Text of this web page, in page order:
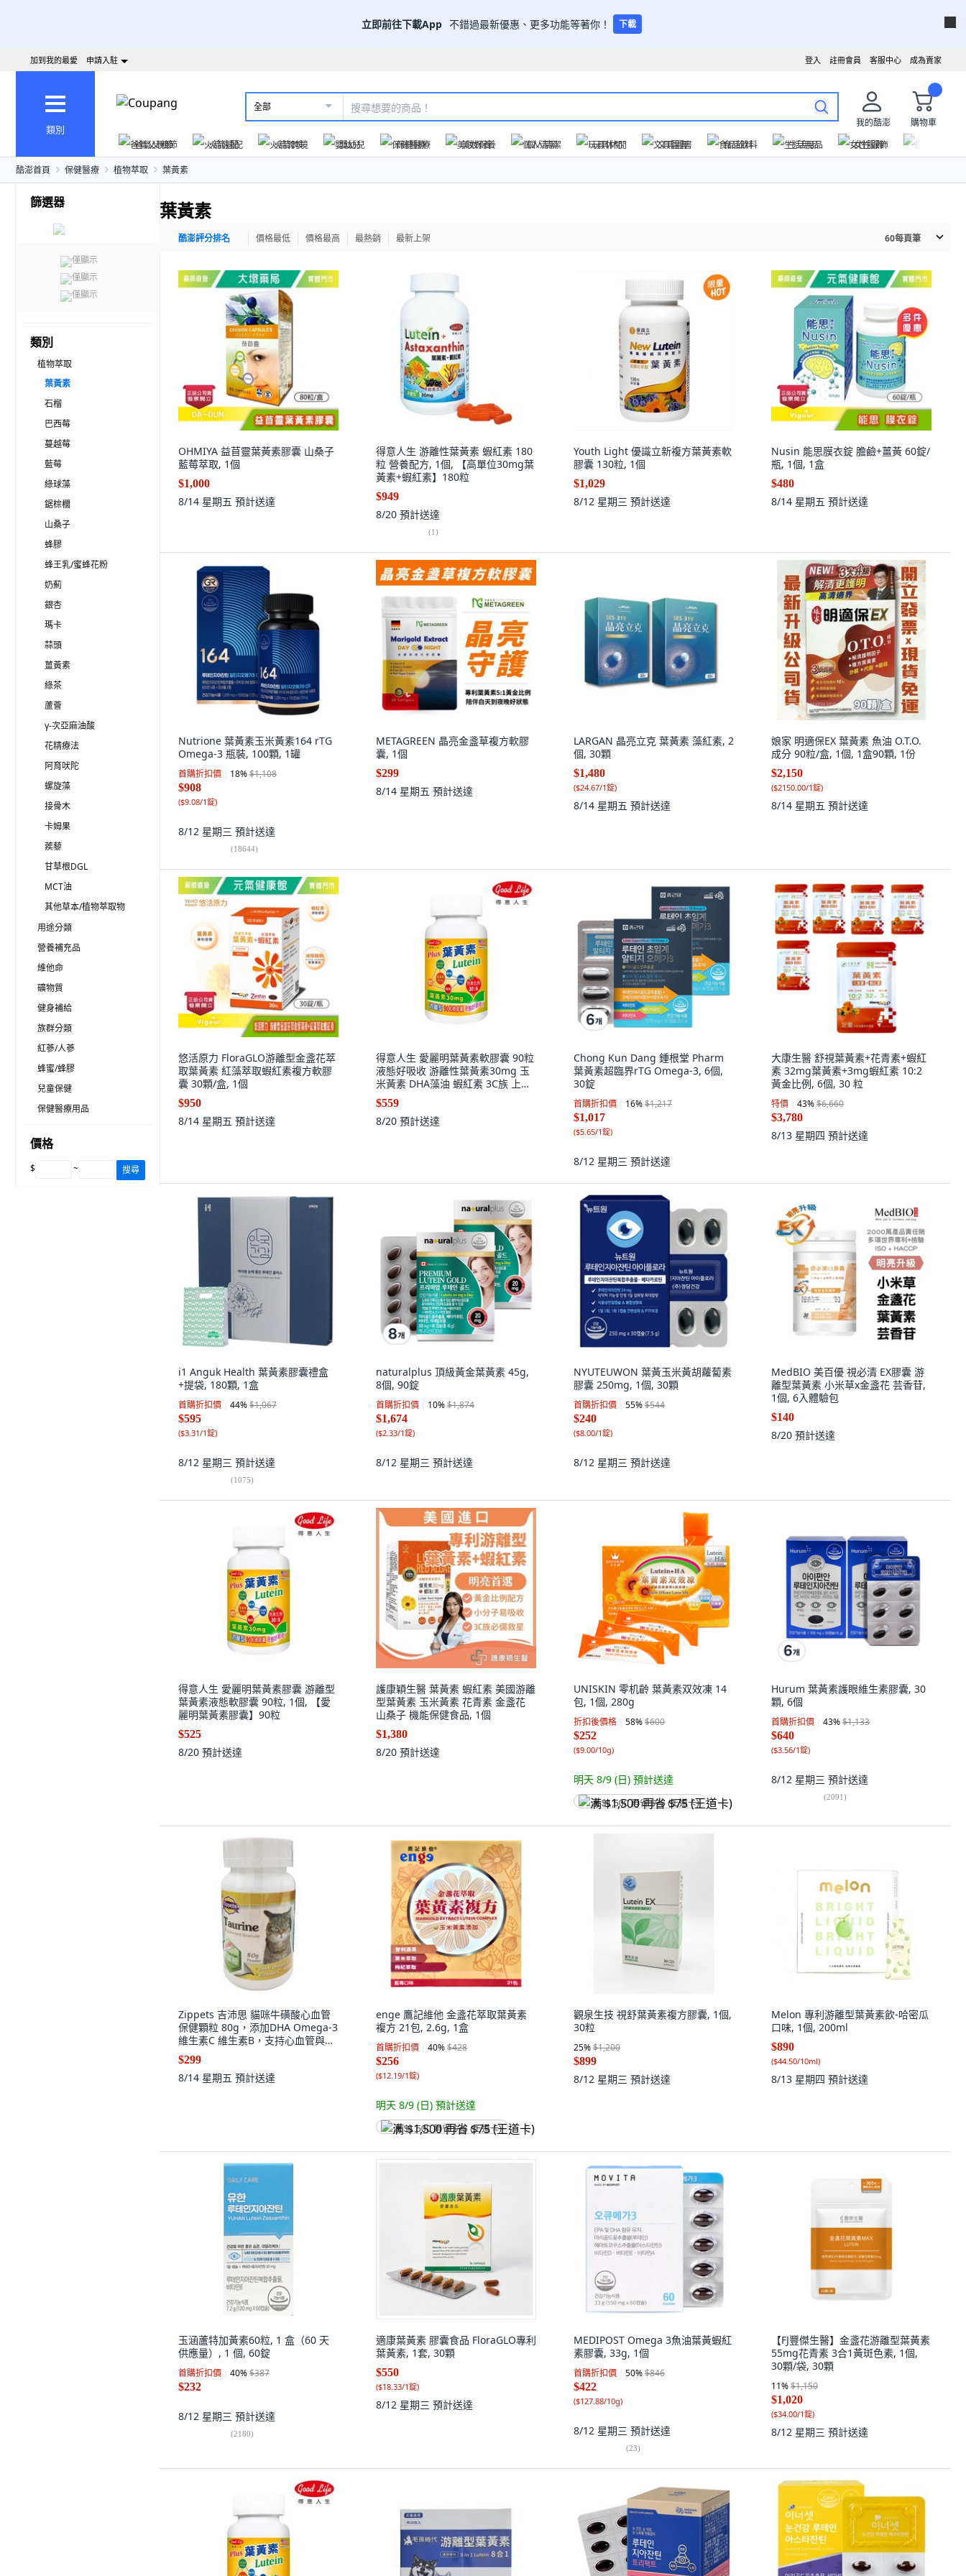
立即前往下載App 不錯過最新優惠、更多功能等著你！ 下載
成為賣家
客服中心
註冊會員
登入
加到我的最愛 申請入駐
類別
全部
我的酷澎
購物車
爸氣父親節
火箭速配 火箭跨境 嬰幼兒 保健醫療 美妝保養 個人清潔 玩具休閒 文具圖書 食品飲料 生活用品 女性服飾
酷澎首頁 保健醫療 植物萃取 葉黃素
篩選器
僅顯示
僅顯示
僅顯示
類別
植物萃取
葉黃素
石榴
巴西莓
蔓越莓
藍莓
綠球藻
鋸棕櫚
山桑子
蜂膠
蜂王乳/蜜蜂花粉
奶薊
銀杏
瑪卡
蒜頭
薑黃素
綠茶
蘆薈
γ-次亞麻油酸
花精療法
阿育吠陀
螺旋藻
接骨木
卡姆果
蒺藜
甘草根DGL
MCT油
其他草本/植物萃取物
用途分類
營養補充品
維他命
礦物質
健身補給
族群分類
紅蔘/人蔘
蜂蜜/蜂膠
兒童保健
保健醫療用品
價格
$ ~ 搜尋
葉黃素
酷澎評分排名 價格最低 價格最高 最熱銷 最新上架 60每頁筆
OHMIYA 益苜靈葉黃素膠囊 山桑子
藍莓萃取, 1個
$1,000
8/14 星期五 預計送達
得意人生 游離性葉黃素 蝦紅素 180
粒 營養配方, 1個, 【高單位30mg葉
黃素+蝦紅素】180粒
$949
8/20 預計送達
(1)
Youth Light 優識立新複方葉黃素軟
膠囊 130粒, 1個
$1,029
8/12 星期三 預計送達
Nusin 能思膜衣錠 膽鹼+薑黃 60錠/
瓶, 1個, 1盒
$480
8/14 星期五 預計送達
Nutrione 葉黃素玉米黃素164 rTG
Omega-3 瓶裝, 100顆, 1罐
首購折扣價 18%$1,108
$908
($9.08/1錠)
8/12 星期三 預計送達
(18644)
METAGREEN 晶亮金盞草複方軟膠
囊, 1個
$299
8/14 星期五 預計送達
LARGAN 晶亮立克 葉黃素 藻紅素, 2
個, 30顆
$1,480
($24.67/1錠)
8/14 星期五 預計送達
娘家 明適保EX 葉黃素 魚油 O.T.O.
成分 90粒/盒, 1個, 1盒90顆, 1份
$2,150
($2150.00/1錠)
8/14 星期五 預計送達
悠活原力 FloraGLO游離型金盞花萃
取葉黃素 紅藻萃取蝦紅素複方軟膠
囊 30顆/盒, 1個
$950
8/14 星期五 預計送達
得意人生 愛麗明葉黃素軟膠囊 90粒
液態好吸收 游離性葉黃素30mg 玉
米黃素 DHA藻油 蝦紅素 3C族 上班
族, 1個, 【愛麗明葉黃素膠囊】90粒
$559
8/20 預計送達
Chong Kun Dang 鍾根堂 Pharm
葉黃素超臨界rTG Omega-3, 6個,
30錠
首購折扣價 16%$1,217
$1,017
($5.65/1錠)
8/12 星期三 預計送達
大康生醫 舒視葉黃素+花青素+蝦紅
素 32mg葉黃素+3mg蝦紅素 10:2
黃金比例, 6個, 30 粒
特價 43%$6,660
$3,780
8/13 星期四 預計送達
i1 Anguk Health 葉黃素膠囊禮盒
+提袋, 180顆, 1盒
首購折扣價 44%$1,067
$595
($3.31/1錠)
8/12 星期三 預計送達
(1075)
naturalplus 頂級黃金葉黃素 45g,
8個, 90錠
首購折扣價 10%$1,874
$1,674
($2.33/1錠)
8/12 星期三 預計送達
NYUTEUWON 葉黃玉米黃胡蘿蔔素
膠囊 250mg, 1個, 30顆
首購折扣價 55%$544
$240
($8.00/1錠)
8/12 星期三 預計送達
MedBIO 美百優 視必清 EX膠囊 游
離型葉黃素 小米草x金盞花 芸香苷,
1個, 6入體驗包
$140
8/20 預計送達
得意人生 愛麗明葉黃素膠囊 游離型
葉黃素液態軟膠囊 90粒, 1個, 【愛
麗明葉黃素膠囊】90粒
$525
8/20 預計送達
護康穎生醫 葉黃素 蝦紅素 美國游離
型葉黃素 玉米黃素 花青素 金盞花
山桑子 機能保健食品, 1個
$1,380
8/20 預計送達
UNISKIN 零机齡 葉黃素双效凍 14
包, 1個, 280g
折扣後價格 58%$600
$252
($9.00/10g)
明天 8/9 (日) 預計送達
满 $1,500 再省 $75 (王道卡)
Hurum 葉黃素護眼維生素膠囊, 30
顆, 6個
首購折扣價 43%$1,133
$640
($3.56/1錠)
8/12 星期三 預計送達
(2091)
Zippets 吉沛思 貓咪牛磺酸心血管
保健顆粒 80g，添加DHA Omega-3
維生素C 維生素B，支持心血管與整
體健康, 1個, 貓咪牛磺酸心血管保健
顆粒80g
$299
8/14 星期五 預計送達
enge 鷹記維他 金盞花萃取葉黃素
複方 21包, 2.6g, 1盒
首購折扣價 40%$428
$256
($12.19/1錠)
明天 8/9 (日) 預計送達
满 $1,500 再省 $75 (王道卡)
觀泉生技 視舒葉黃素複方膠囊, 1個,
30粒
25%$1,200
$899
8/12 星期三 預計送達
Melon 專利游離型葉黃素飲-哈密瓜
口味, 1個, 200ml
$890
($44.50/10ml)
8/13 星期四 預計送達
玉涵蘆特加黃素60粒, 1 盒（60 天
供應量）, 1 個, 60錠
首購折扣價 40%$387
$232
8/12 星期三 預計送達
(2180)
適康葉黃素 膠囊食品 FloraGLO專利
葉黃素, 1套, 30顆
$550
($18.33/1錠)
8/12 星期三 預計送達
MEDIPOST Omega 3魚油葉黃蝦紅
素膠囊, 33g, 1個
首購折扣價 50%$846
$422
($127.88/10g)
8/12 星期三 預計送達
(23)
【FJ豐傑生醫】金盞花游離型葉黃素
55mg花青素 3合1黃斑色素, 1個,
30顆/袋, 30顆
11%$1,150
$1,020
($34.00/1錠)
8/12 星期三 預計送達